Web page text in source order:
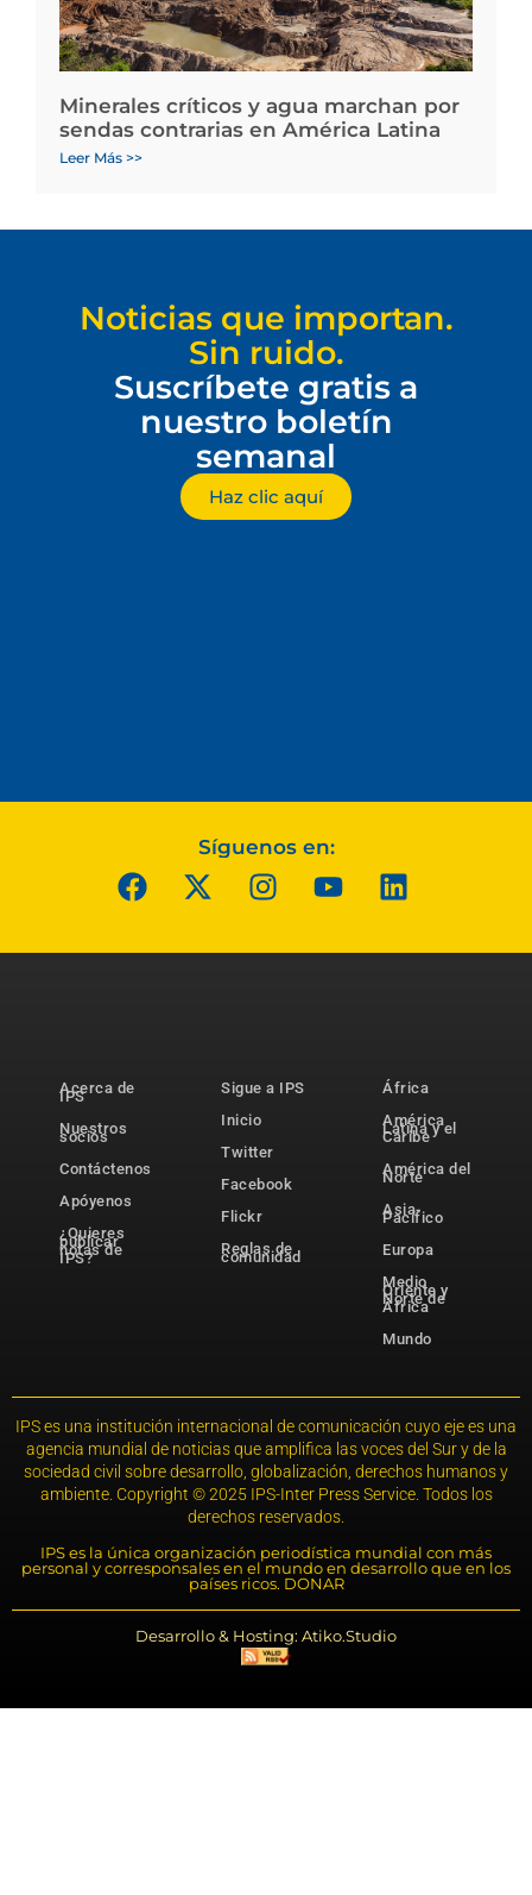
Minerales críticos y agua marchan por
sendas contrarias en América Latina
Leer Más >>
Noticias que importan.
Sin ruido.
Suscríbete gratis a
nuestro boletín
semanal
Haz clic aquí
Síguenos en:
Acerca de
IPS
Nuestros
socios
Contáctenos
Apóyenos
¿Quieres
publicar
notas de
IPS?
Sigue a IPS
Inicio
Twitter
Facebook
Flickr
Reglas de
comunidad
África
América
Latina y el
Caribe
América del
Norte
Asia-
Pacífico
Europa
Medio
Oriente y
Norte de
África
Mundo
IPS es una institución internacional de comunicación cuyo eje es una
agencia mundial de noticias que amplifica las voces del Sur y de la
sociedad civil sobre desarrollo, globalización, derechos humanos y
ambiente. Copyright © 2025 IPS-Inter Press Service. Todos los
derechos reservados.
IPS es la única organización periodística mundial con más
personal y corresponsales en el mundo en desarrollo que en los
países ricos. DONAR
Desarrollo & Hosting: Atiko.Studio